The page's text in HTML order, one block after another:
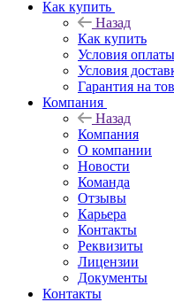
Как купить
Назад
Как купить
Условия оплаты
Условия
Гарантия на
Компания
Назад
Компания
О компании
Новости
Команда
Отзывы
Карьера
Контакты
Реквизиты
Лицензии
Документы
Контакты